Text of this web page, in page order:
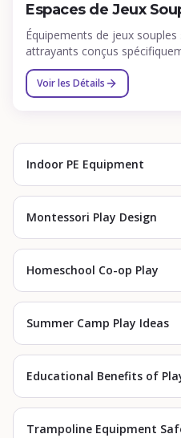
Espaces de Jeux
Équipements de jeux souples
attrayants conçus
et jeunes enfants.
Voir les Détails
Indoor PE Equipment
Montessori Play Design
Homeschool Co-op Play
Summer Camp Play Ideas
Educational Benefits of
Trampoline Equipment